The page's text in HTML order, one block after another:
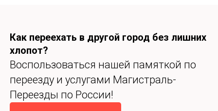
Как переехать в другой город без лишних
хлопот?
Воспользоваться нашей памяткой по
переезду и услугами Магистраль-
Переезды по России!